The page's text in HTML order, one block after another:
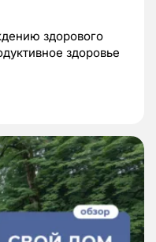
здорового
здоровье